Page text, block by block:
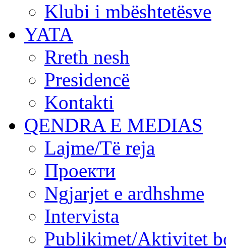
Klubi i mbështetësve
YATA
Rreth nesh
Presidencë
Kontakti
QENDRA E MEDIAS
Lajme/Të reja
Проекти
Ngjarjet e ardhshme
Intervista
Publikimet/Aktivitet